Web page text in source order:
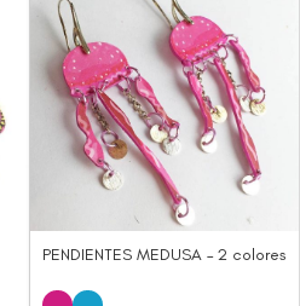
PENDIENTES MEDUSA – 2 colores